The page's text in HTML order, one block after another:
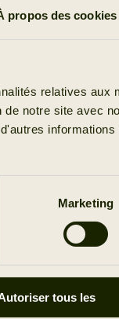
propos des cookies
relatives aux
de notre site avec
informations
Marketing
tous les